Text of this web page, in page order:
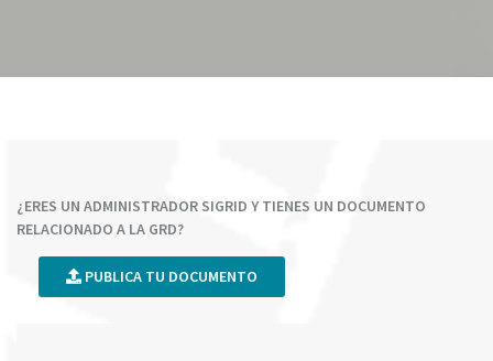
¿ERES UN ADMINISTRADOR SIGRID Y TIENES UN DOCUMENTO
RELACIONADO A LA GRD?
PUBLICA TU DOCUMENTO